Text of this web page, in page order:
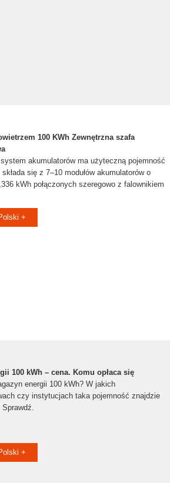
100 KWh Zewnętrzna szafa
system akumulatorów ma użyteczną pojemność
się z 7–10 modułów akumulatorów o
kWh połączonych szeregowo z falownikiem
+
100 kWh – cena. Komu opłaca się
energii 100 kWh? W jakich
czy instytucjach taka pojemność znajdzie
+